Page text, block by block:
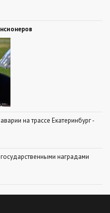
на трассе Екатеринбург -
наградами